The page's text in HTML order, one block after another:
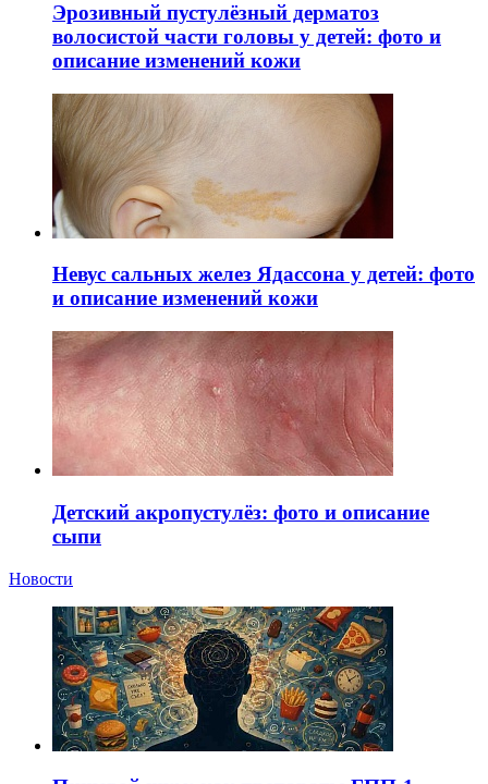
Эрозивный пустулёзный дерматоз
волосистой части головы у детей: фото и
описание изменений кожи
Невус сальных желез Ядассона у детей: фото
и описание изменений кожи
Детский акропустулёз: фото и описание
сыпи
Новости